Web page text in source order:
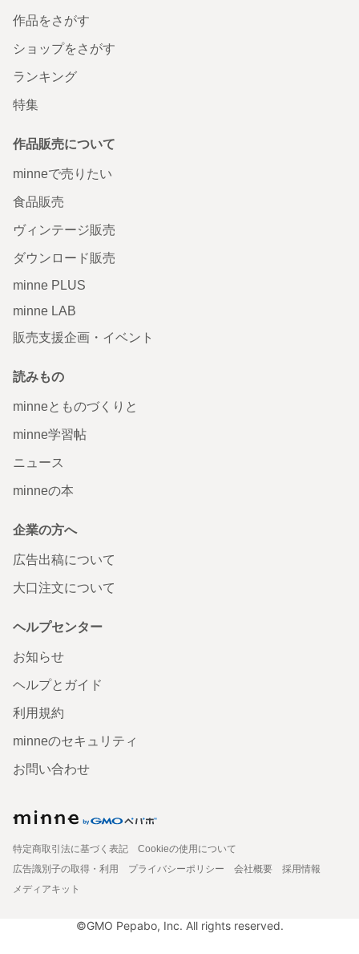
作品をさがす
ショップをさがす
ランキング
特集
作品販売について
minneで売りたい
食品販売
ヴィンテージ販売
ダウンロード販売
minne PLUS
minne LAB
販売支援企画・イベント
読みもの
minneとものづくりと
minne学習帖
ニュース
minneの本
企業の方へ
広告出稿について
大口注文について
ヘルプセンター
お知らせ
ヘルプとガイド
利用規約
minneのセキュリティ
お問い合わせ
特定商取引法に基づく表記
Cookieの使用について
広告識別子の取得・利用
プライバシーポリシー 会社概要
採用情報
メディアキット
©GMO Pepabo, Inc. All rights reserved.